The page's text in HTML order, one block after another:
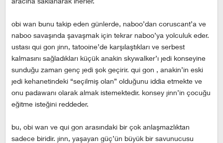
obi wan bunu takip eden günlerde, naboo’dan coruscant’a ve
naboo savaşında şavaşmak için tekrar naboo’ya yolculuk eder.
ustası qui gon jinn, tatooine’de karşılaştıkları ve serbest
kalmasını sağladıkları küçük anakin skywalker’ı jedi konseyine
sunduğu zaman genç jedi şok geçirir. qui gon , anakin’in eski
jedi kehanetindeki “seçilmiş olan” olduğunu iddia etmekte ve
onu padawanı olarak almak istemektedir. konsey jinn’in çocuğu
eğitme isteğini reddeder.
bu, obi wan ve qui gon arasındaki bir çok anlaşmazlıktan
sadece biridir. jinn, yaşayan güç’ün büyük bir savunucusu